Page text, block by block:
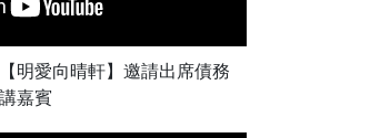
明愛向晴軒】邀請出席債務
嘉賓